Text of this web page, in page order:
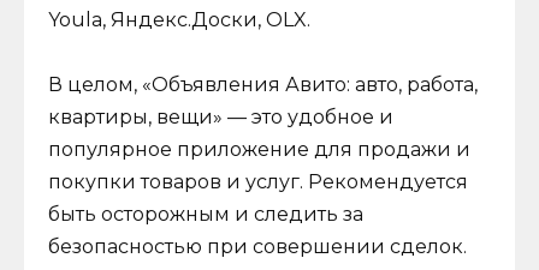
Youla, Яндекс.Доски, OLX.
В целом, «Объявления Авито: авто, работа,
квартиры, вещи» — это удобное и
популярное приложение для продажи и
покупки товаров и услуг. Рекомендуется
быть осторожным и следить за
безопасностью при совершении сделок.